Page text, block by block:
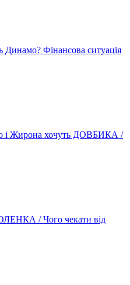
Динамо? Фінансова ситуація
Жирона хочуть ДОВБИКА /
/ Чого чекати від